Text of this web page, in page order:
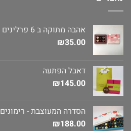
אהבה מתוקה ב 6 פרלינים
₪35.00
דאבל הפתעה
₪145.00
הסדרה המעוצבת - רימונים
₪188.00